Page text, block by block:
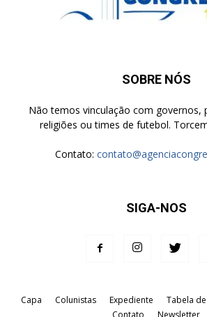
SOBRE NÓS
Não temos vinculação com governos,
religiões ou times de futebol.
Contato:
SIGA-NOS
Capa Colunistas Expediente Tabela
Contato
Newsletter